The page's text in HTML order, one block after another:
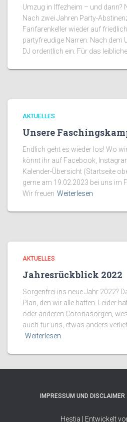
Umzug in Iffezheim – und dann?
Nach zwei Jahren Party-
Fanfarenkeller wieder auf
partyfreudige Narren. Nach dem
DJ ordentlich ein. Für das
AKTUELLES
Unsere
Endlich geht es wieder los! Wo
könnt ihr auf Facebook,
Kalender-Übersicht (Startseite
gerne am 19.02.2023 bei uns im
Wir freuen Weiterlesen
AKTUELLES
Jahresrückblick 2022
Sorgenfrei ins neue Jahr 2022?
Plan, den wir alle hatten. Leider
oder anderen Coronasorgen,
auch für uns, etwas anders
Weiterlesen
IMPRESSUM UND DISCLAIMER
Hestia | Entwickelt